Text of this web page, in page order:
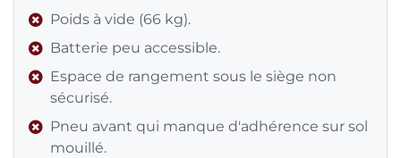
Poids à vide (66 kg).
Batterie peu accessible.
Espace de rangement sous le siège non
sécurisé.
Pneu avant qui manque d'adhérence sur sol
mouillé.